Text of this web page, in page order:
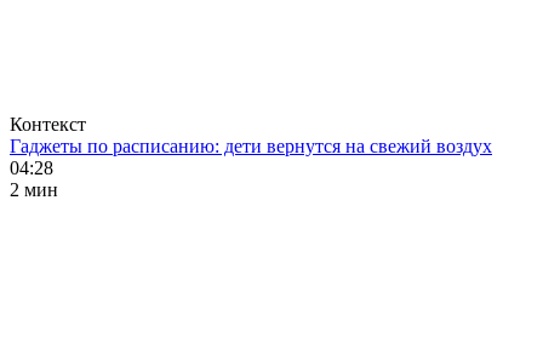
Контекст
Гаджеты по расписанию: дети вернутся на свежий воздух
04:28
2 мин